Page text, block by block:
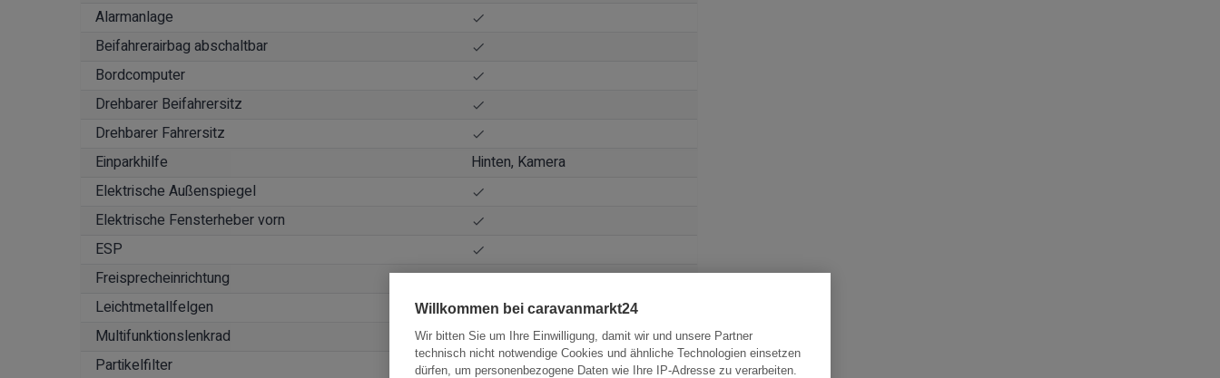
Alarmanlage
Beifahrerairbag abschaltbar
Bordcomputer
Drehbarer Beifahrersitz
Drehbarer Fahrersitz
Einparkhilfe
Hinten, Kamera
Elektrische Außenspiegel
Elektrische Fensterheber vorn
ESP
Freisprecheinrichtung
Leichtmetallfelgen
Multifunktionslenkrad
Partikelfilter
Willkommen bei caravanmarkt24
Wir bitten Sie um Ihre Einwilligung, damit wir und unsere Partner
technisch nicht notwendige Cookies und ähnliche Technologien einsetzen
dürfen, um personenbezogene Daten wie Ihre IP-Adresse zu verarbeiten.